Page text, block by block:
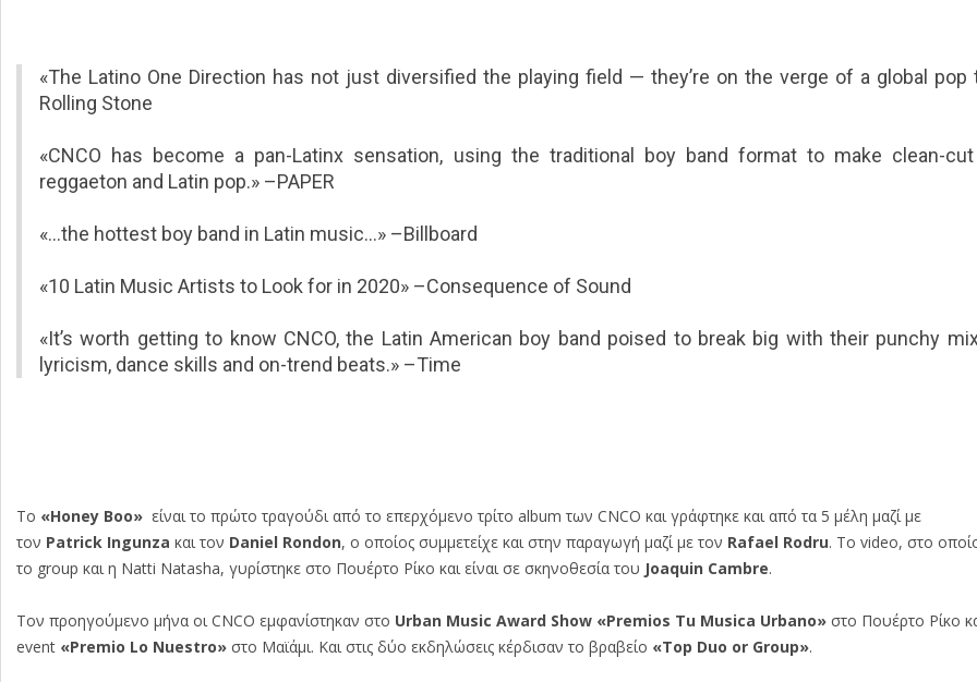
«The Latino One Direction has not just diversified the playing field — they’re on the verge of a global pop
Rolling Stone
«CNCO has become a pan-Latinx sensation, using the traditional boy band format to make clean-
reggaeton and Latin pop.» –PAPER
«…the hottest boy band in Latin music…» –Billboard
«10 Latin Music Artists to Look for in 2020» –Consequence of Sound
«It’s worth getting to know CNCO, the Latin American boy band poised to break big with their punchy
lyricism, dance skills and on-trend beats.» –Time
To «Honey Boo» είναι το πρώτο τραγούδι από το επερχόμενο τρίτο album των CNCO και γράφτηκε και από τα 5 μέλη μαζί με
τον Patrick Ingunza και τον Daniel Rondon, ο οποίος συμμετείχε και στην παραγωγή μαζί με τον Rafael Rodru. To video, στο
το group και η Natti Natasha, γυρίστηκε στο Πουέρτο Ρίκο και είναι σε σκηνοθεσία του Joaquin Cambre.
Τον προηγούμενο μήνα οι CNCO εμφανίστηκαν στο Urban Music Award Show «Premios Tu Musica Urbano» στο Πουέρτο Ρίκο
event «Premio Lo Nuestro» στο Μαϊάμι. Και στις δύο εκδηλώσεις κέρδισαν το βραβείο «Top Duo or Group».